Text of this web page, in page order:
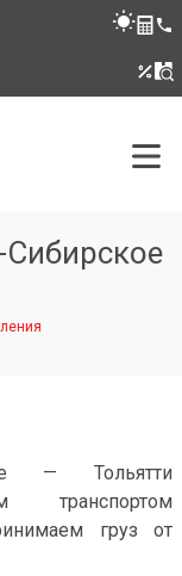
Сибирское
— Тольятти
транспортом
груз от